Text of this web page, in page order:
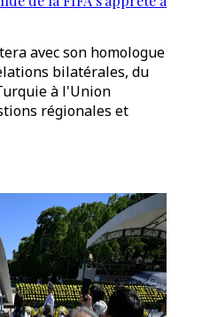
avec son homologue
bilatérales, du
à l'Union
régionales et